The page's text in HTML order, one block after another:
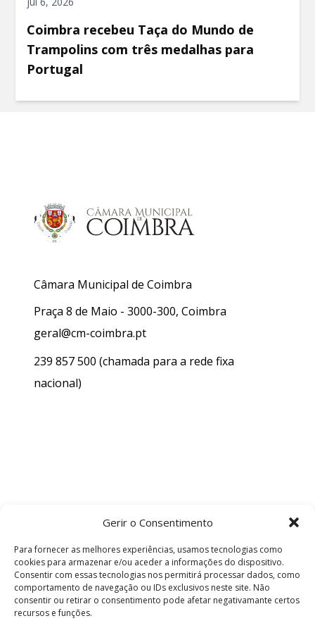
Gerir o Consentimento
Para fornecer as melhores experiências, usamos tecnologias como
cookies para armazenar e/ou aceder a informações do dispositivo.
Consentir com essas tecnologias nos permitirá processar dados, como
comportamento de navegação ou IDs exclusivos neste site. Não
consentir ou retirar o consentimento pode afetar negativamante certos
recursos e funções.
Coimbra recebeu Taça do Mundo de
Trampolins com três medalhas para
Portugal
Câmara Municipal de Coimbra
Praça 8 de Maio - 3000-300, Coimbra
geral@cm-coimbra.pt
239 857 500 (chamada para a rede fixa
nacional)